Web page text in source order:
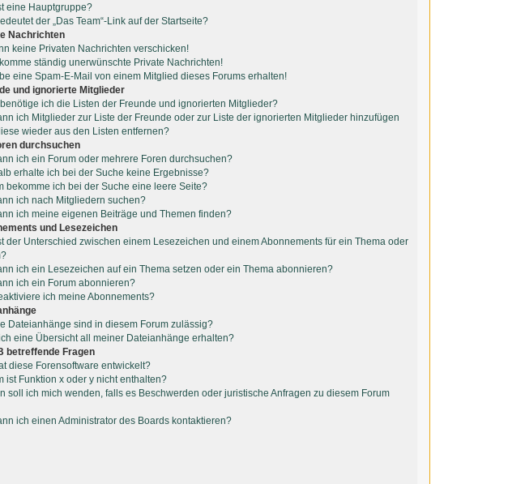
eine Hauptgruppe?
der „Das Team“-Link auf der Startseite?
Nachrichten
keine Privaten Nachrichten verschicken!
ständig unerwünschte Private Nachrichten!
eine Spam-E-Mail von einem Mitglied dieses Forums erhalten!
und ignorierte Mitglieder
ich die Listen der Freunde und ignorierten Mitglieder?
ich Mitglieder zur Liste der Freunde oder zur Liste der ignorierten Mitglieder hinzufügen
wieder aus den Listen entfernen?
durchsuchen
ich ein Forum oder mehrere Foren durchsuchen?
erhalte ich bei der Suche keine Ergebnisse?
bekomme ich bei der Suche eine leere Seite?
ich nach Mitgliedern suchen?
ich meine eigenen Beiträge und Themen finden?
und Lesezeichen
der Unterschied zwischen einem Lesezeichen und einem Abonnements für ein Thema oder
ich ein Lesezeichen auf ein Thema setzen oder ein Thema abonnieren?
ich ein Forum abonnieren?
ich meine Abonnements?
Dateianhänge sind in diesem Forum zulässig?
eine Übersicht all meiner Dateianhänge erhalten?
betreffende Fragen
diese Forensoftware entwickelt?
ist Funktion x oder y nicht enthalten?
soll ich mich wenden, falls es Beschwerden oder juristische Anfragen zu diesem Forum
ich einen Administrator des Boards kontaktieren?